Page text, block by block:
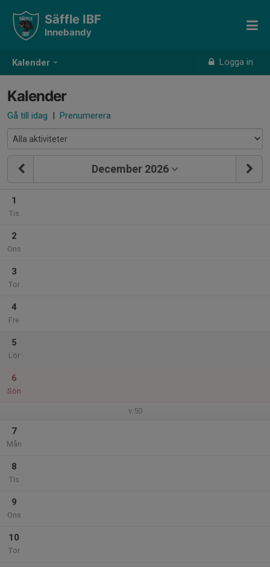
Kalender Logga in
Säffle IBF
Innebandy
Kalender
Gå till idag | Prenumerera
December 2026
1
Tis
2
Ons
3
Tor
4
Fre
5
Lör
6
Sön
v.50
7
Mån
8
Tis
9
Ons
10
Tor